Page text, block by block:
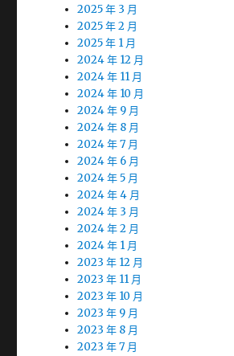
2025 年 3 月
2025 年 2 月
2025 年 1 月
2024 年 12 月
2024 年 11 月
2024 年 10 月
2024 年 9 月
2024 年 8 月
2024 年 7 月
2024 年 6 月
2024 年 5 月
2024 年 4 月
2024 年 3 月
2024 年 2 月
2024 年 1 月
2023 年 12 月
2023 年 11 月
2023 年 10 月
2023 年 9 月
2023 年 8 月
2023 年 7 月